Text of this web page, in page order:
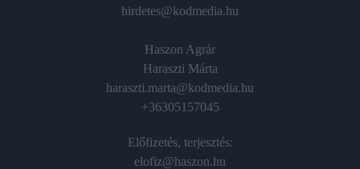
hirdetes@kodmedia.hu
Haszon Agrár
Haraszti Márta
haraszti.marta@kodmedia.hu
+36305157045
Előfizetés, terjesztés:
elofiz@haszon.hu